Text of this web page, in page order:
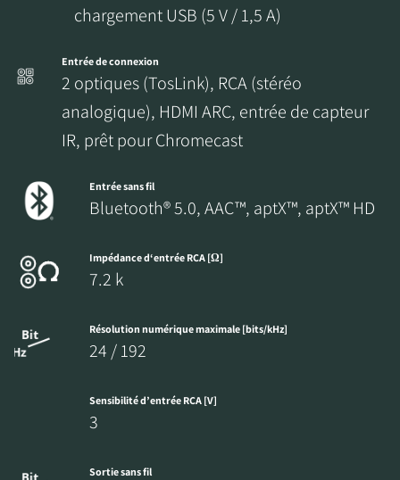
chargement USB (5 V / 1,5 A)
Entrée de connexion
2 optiques (TosLink), RCA (stéréo
analogique), HDMI ARC, entrée de capteur
IR, prêt pour Chromecast
Entrée sans fil
Bluetooth® 5.0, AAC™, aptX™, aptX™ HD
Impédance d‘entrée RCA [Ω]
7.2 k
Résolution numérique maximale [bits/kHz]
24 / 192
Sensibilité d’entrée RCA [V]
3
Sortie sans fil